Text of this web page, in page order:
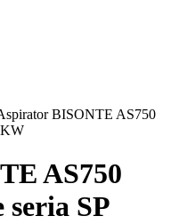
BISONTE AS750
KW
AS750
SP